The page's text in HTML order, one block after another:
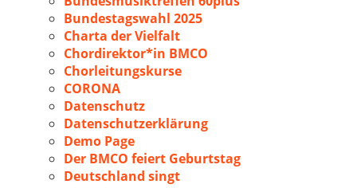
Bundestagswahl 2025
Charta der Vielfalt
Chordirektor*in BMCO
Chorleitungskurse
CORONA
Datenschutz
Datenschutzerklärung
Demo Page
Der BMCO feiert Geburtstag
Deutschland singt